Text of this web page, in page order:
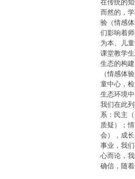
而然的，
验（情感
们影响着
为本、儿
课堂教学
生态的构
（情感体
童中心，
生态环境中
我们在此
系：民主
质疑）；
会），成
事业，我
心而论，
确信，随